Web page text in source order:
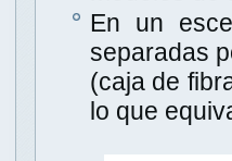
En un
separadas
(caja de
lo que